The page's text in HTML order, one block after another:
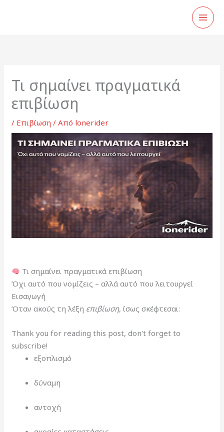
Τι σημαίνει πραγματικά
επιβίωση
/ Επιβίωση / Από lonerider
Τι σημαίνει πραγματικά επιβίωση
Όχι αυτό που νομίζεις – αλλά αυτό που λειτουργεί
Εισαγωγή
Όταν ακούς τη λέξη επιβίωση, ίσως σκέφτεσαι:
Thank you for reading this post, don't forget to
subscribe!
εξοπλισμό
δύναμη
αντοχή